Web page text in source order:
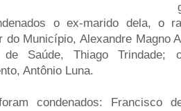
o ex-marido dela, o
do Município, Alexandre Magno
de Saúde, Thiago Trindade;
Antônio Luna.
condenados: Francisco